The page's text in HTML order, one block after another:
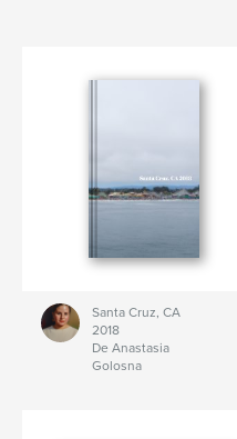
Santa Cruz, CA
2018
De Anastasia
Golosna